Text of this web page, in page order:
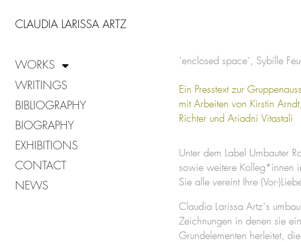
InhaltCLAUDIA LARISSA ARTZ
WORKS
WRITINGS
BIBLIOGRAPHY
BIOGRAPHY
EXHIBITIONS
CONTACT
NEWS
´enclosed space`, Sybille
Ein Presstext zur
mit Arbeiten von Kirstin
Richter und Ariadni Vitastali
Unter dem Label Umbauter
sowie weitere Kolleg*innen
Sie alle vereint Ihre (Vor-
Claudia Larissa Artz`s
Zeichnungen in denen sie
Grundelementen herleitet,